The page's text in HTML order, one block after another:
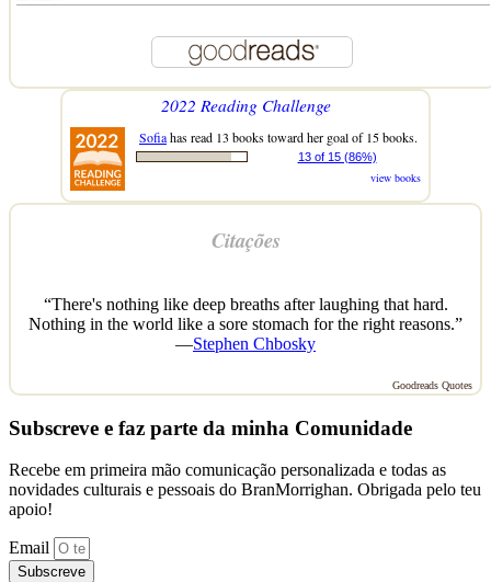
2022 Reading Challenge
Sofiahas read 13 books toward her goal of 15 books.
13 of 15 (86%)
view books
Citações
“There's nothing like deep breaths after laughing that hard.
Nothing in the world like a sore stomach for the right reasons.”
—Stephen Chbosky
Goodreads Quotes
Subscreve e faz parte da minha Comunidade
Recebe em primeira mão comunicação personalizada e todas as
novidades culturais e pessoais do BranMorrighan. Obrigada pelo teu
apoio!
Email
Subscreve